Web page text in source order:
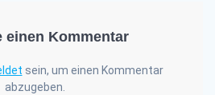
einen Kommentar
sein, um einen Kommentar
abzugeben.